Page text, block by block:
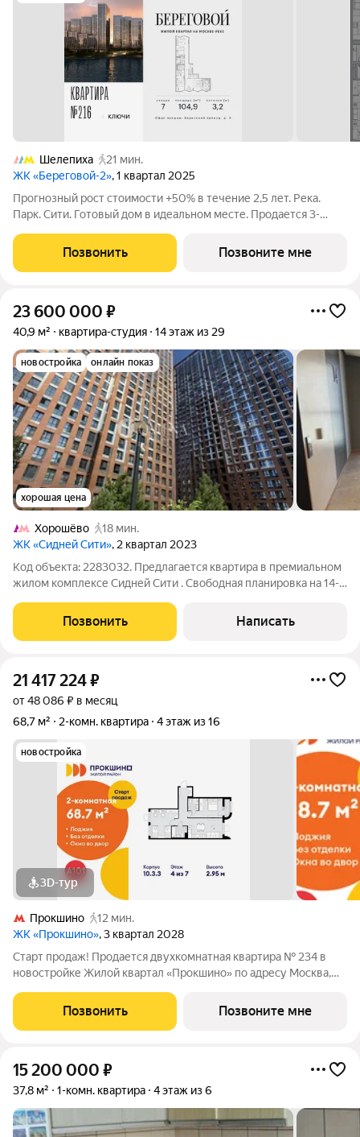
Шелепиха
21 мин.
ЖК «Береговой-2», 1 квартал 2025
Прогнозный рост стоимости +50% в течение 2,5 лет. Река.
Парк. Сити. Готовый дом в идеальном месте. Продается 3-
и видом на Москву-реку. Береговой - квартал-курорт в центре
столицы. Пешеходная
Позвонить Позвоните мне
23 600 000 ₽
40,9 м² квартира-студия 14 этаж из 29
новостройка онлайн показ
хорошая цена
Хорошёво
18 мин.
ЖК «Сидней Сити», 2 квартал 2023
Код объекта: 2283032. Предлагается квартира в премиальном
жилом комплексе Сидней Сити . Свободная планировка на 14-м
набережной отличная база для стильной квартиры с
ощущением воздуха и света:
Позвонить Написать
21 417 224₽
от 48 086 ₽ в месяц
68,7 м²
2-комн. квартира 4 этаж из 16
новостройка
3D-тур
Прокшино
12 мин.
ЖК «Прокшино», 3 квартал 2028
Старт продаж! Продается двухкомнатная квартира № 234 в
новостройке Жилой квартал «Прокшино» по адресу Москва,
Новомосковский административный округ, район Коммунарка,
ЖК Прокшино, 7.1.3. Общая площадь
Позвонить Позвоните мне
15 200 000 ₽
37,8 м² 1-комн. квартира 4 этаж из 6